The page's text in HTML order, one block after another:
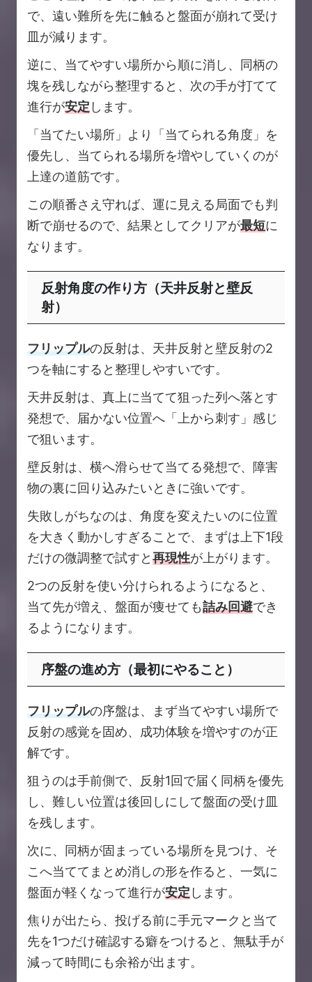
で、遠い難所を先に触ると盤面が崩れて受け
皿が減ります。
逆に、当てやすい場所から順に消し、同柄の
塊を残しながら整理すると、次の手が打てて
進行が安定します。
「当てたい場所」より「当てられる角度」を
優先し、当てられる場所を増やしていくのが
上達の道筋です。
この順番さえ守れば、運に見える局面でも判
断で崩せるので、結果としてクリアが最短に
なります。
反射角度の作り方（天井反射と壁反
射）
フリップルの反射は、天井反射と壁反射の2
つを軸にすると整理しやすいです。
天井反射は、真上に当てて狙った列へ落とす
発想で、届かない位置へ「上から刺す」感じ
で狙います。
壁反射は、横へ滑らせて当てる発想で、障害
物の裏に回り込みたいときに強いです。
失敗しがちなのは、角度を変えたいのに位置
を大きく動かしすぎることで、まずは上下1段
だけの微調整で試すと再現性が上がります。
2つの反射を使い分けられるようになると、
当て先が増え、盤面が痩せても詰み回避でき
るようになります。
序盤の進め方（最初にやること）
フリップルの序盤は、まず当てやすい場所で
反射の感覚を固め、成功体験を増やすのが正
解です。
狙うのは手前側で、反射1回で届く同柄を優先
し、難しい位置は後回しにして盤面の受け皿
を残します。
次に、同柄が固まっている場所を見つけ、そ
こへ当ててまとめ消しの形を作ると、一気に
盤面が軽くなって進行が安定します。
焦りが出たら、投げる前に手元マークと当て
先を1つだけ確認する癖をつけると、無駄手が
減って時間にも余裕が出ます。